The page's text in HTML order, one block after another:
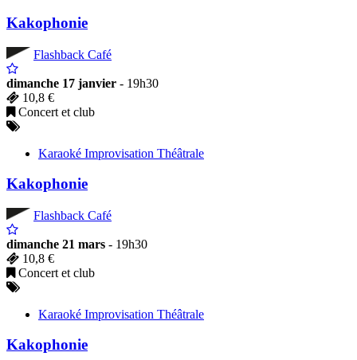
Kakophonie
Flashback Café
dimanche 17 janvier - 19h30
10,8 €
Concert et club
Karaoké Improvisation Théâtrale
Kakophonie
Flashback Café
dimanche 21 mars - 19h30
10,8 €
Concert et club
Karaoké Improvisation Théâtrale
Kakophonie